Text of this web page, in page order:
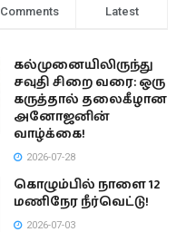
Comments Latest
கல்முனையிலிருந்து
சவுதி சிறை வரை: ஒரு
கருத்தால் தலைகீழான
அனோஜனின்
வாழ்க்கை!
2026-07-28
கொழும்பில் நாளை 12
மணிநேர நீர்வெட்டு!
2026-07-03